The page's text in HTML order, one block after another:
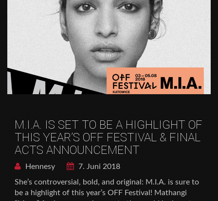
M.I.A. IS SET TO BE A HIGHLIGHT OF
THIS YEAR’S OFF FESTIVAL & FINAL
ACTS ANNOUNCEMENT
Hennesy
7. Juni 2018
She’s controversial, bold, and original: M.I.A. is sure to
be a highlight of this year’s OFF Festival! Mathangi